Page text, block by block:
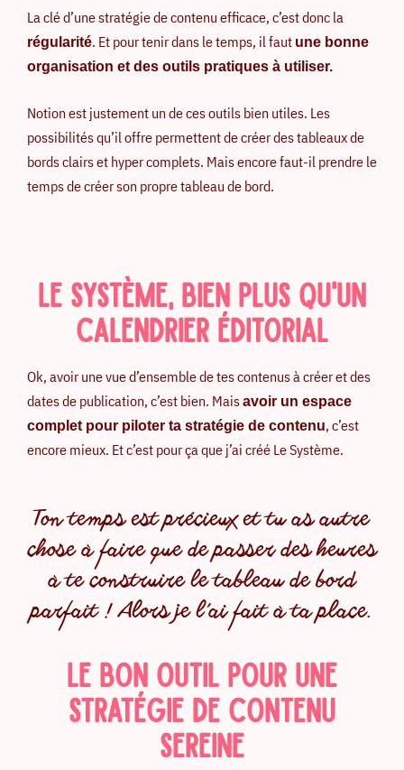
La clé d’une stratégie de contenu efficace, c’est donc la
régularité. Et pour tenir dans le temps, il faut une bonne
organisation et des outils pratiques à utiliser.
Notion est justement un de ces outils bien utiles. Les
possibilités qu’il offre permettent de créer des tableaux de
bords clairs et hyper complets. Mais encore faut-il prendre le
temps de créer son propre tableau de bord.
LE SYSTÈME, BIEN PLUS QU'UN
CALENDRIER ÉDITORIAL
Ok, avoir une vue d’ensemble de tes contenus à créer et des
dates de publication, c’est bien. Maisavoir un espace
complet pour piloter ta stratégie de contenu, c’est
encore mieux. Et c’est pour ça que j’ai créé Le Système.
Ton temps est précieux et tu as autre
chose à faire que de passer des heures
à te construire le tableau de bord
parfait ! Alors je l’ai fait à ta place.
LE BON OUTIL POUR UNE
STRATÉGIE DE CONTENU
SEREINE